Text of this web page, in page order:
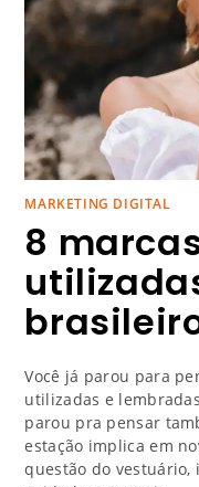
MARKETING DIGITAL
8
Você já parou para
utilizadas e
parou pra pensar
estação implica em
questão do